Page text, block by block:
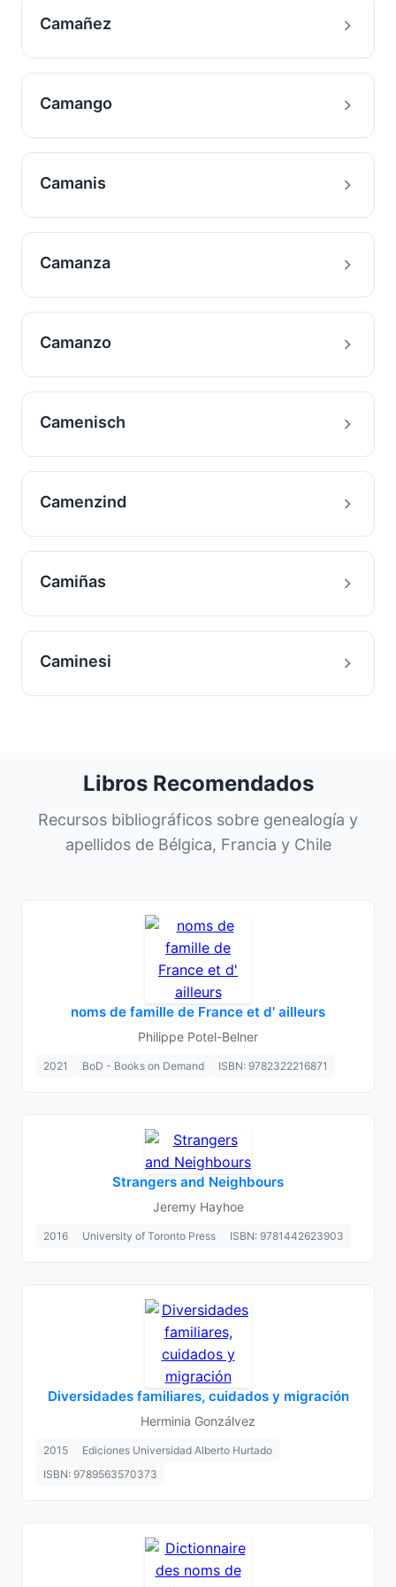
Camañez
Camango
Camanis
Camanza
Camanzo
Camenisch
Camenzind
Camiñas
Caminesi
Libros Recomendados
Recursos bibliográficos sobre genealogía y
apellidos de Bélgica, Francia y Chile
noms de famille de France et d' ailleurs
Philippe Potel-Belner
2021 BoD - Books on Demand ISBN: 9782322216871
Strangers and Neighbours
Jeremy Hayhoe
2016 University of Toronto Press ISBN: 9781442623903
Diversidades familiares, cuidados y migración
Herminia Gonzálvez
2015
Ediciones Universidad Alberto Hurtado
ISBN: 9789563570373